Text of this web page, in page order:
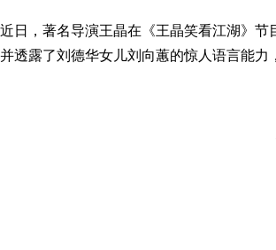
近日，著名导演王晶在《王晶笑看江湖》
并透露了刘德华女儿刘向蕙的惊人语言能力